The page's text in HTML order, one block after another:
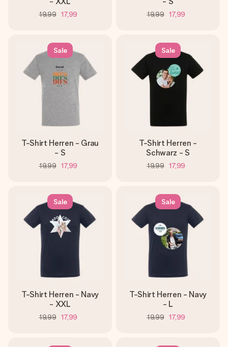
19,99 17,99 19,99 17,99
Sale
T-Shirt Herren - Grau
- S
19,99 17,99
Sale
T-Shirt Herren -
Schwarz - S
19,99 17,99
Sale
T-Shirt Herren - Navy
- XXL
19,99 17,99
Sale
T-Shirt Herren - Navy
- L
19,99 17,99